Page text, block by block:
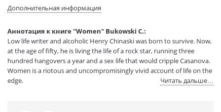
Формат:
130х198 мм
230 гр.
Страниц:
304
Код товара:
50002802
Артикул:
266803
ISBN:
Дополнительная информация
Аннотация к книге "Women" Bukowski C.:
Low life writer and alcoholic Henry Chinaski was born to survive. Now,
at the age of fifty, he is living the life of a rock star, running three
hundred hangovers a year and a sex life that would cripple Casanova.
Women is a riotous and uncompromisingly vivid account of life on the
edge.
Читать дальше…